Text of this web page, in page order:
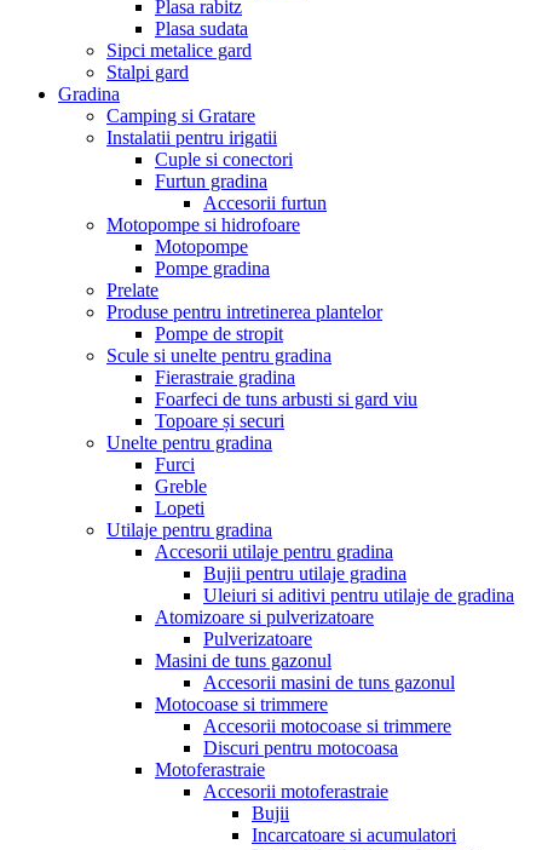
Plasa rabitz
Plasa sudata
Sipci metalice gard
Stalpi gard
Gradina
Camping si Gratare
Instalatii pentru irigatii
Cuple si conectori
Furtun gradina
Accesorii furtun
Motopompe si hidrofoare
Motopompe
Pompe gradina
Prelate
Produse pentru intretinerea plantelor
Pompe de stropit
Scule si unelte pentru gradina
Fierastraie gradina
Foarfeci de tuns arbusti si gard viu
Topoare și securi
Unelte pentru gradina
Furci
Greble
Lopeti
Utilaje pentru gradina
Accesorii utilaje pentru gradina
Bujii pentru utilaje gradina
Uleiuri si aditivi pentru utilaje de gradina
Atomizoare si pulverizatoare
Pulverizatoare
Masini de tuns gazonul
Accesorii masini de tuns gazonul
Motocoase si trimmere
Accesorii motocoase si trimmere
Discuri pentru motocoasa
Motoferastraie
Accesorii motoferastraie
Bujii
Incarcatoare si acumulatori